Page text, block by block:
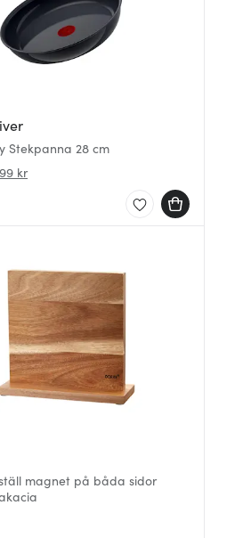
Stekpanna 28 cm
kr
magnet på båda sidor